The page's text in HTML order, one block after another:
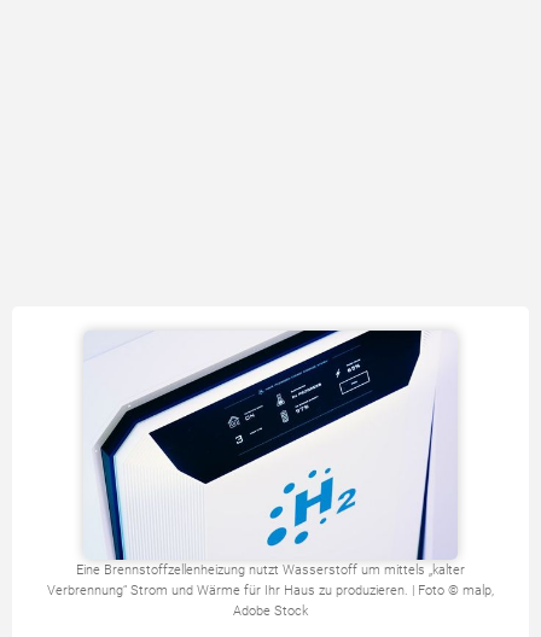
Eine Brennstoffzellenheizung nutzt Wasserstoff um mittels „kalter
Verbrennung“ Strom und Wärme für Ihr Haus zu produzieren. | Foto © malp,
Adobe Stock